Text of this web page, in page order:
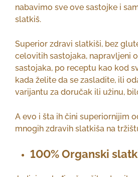
nabavimo sve ove sastojke i
slatkiš.
Superior zdravi slatkiši, bez
celovitih sastojaka, napravljeni
sastojaka, po receptu kao kod
kada želite da se zasladite, ili
varijantu za doručak ili užinu,
A evo i šta ih čini superiornijim
mnogih zdravih slatkiša na
100% Organski